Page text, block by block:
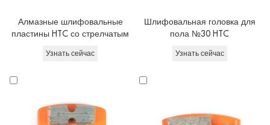
Алмазные шлифовальные
пластины HTC со стрелчатым
шлифовальной машины
Узнать сейчас
Шлифовальная головка для
пола №30 HTC
Узнать сейчас